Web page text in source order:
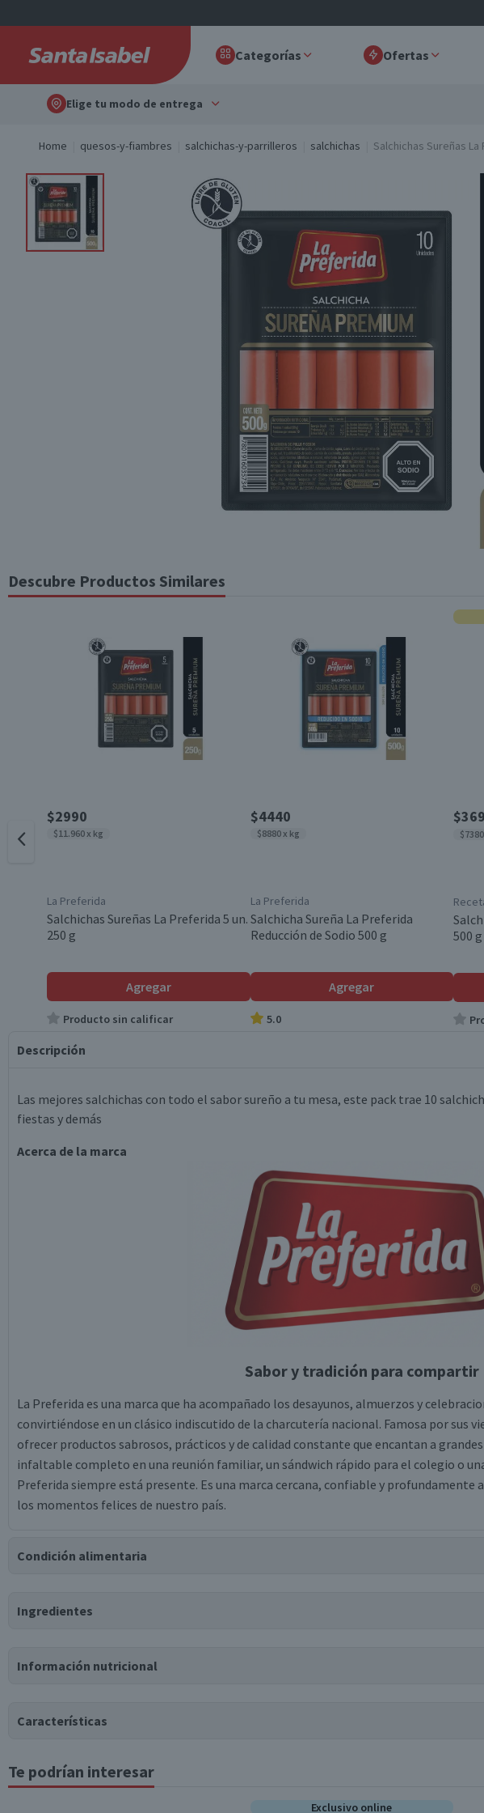
Categorías Ofertas
Elige tu modo de entrega
Home quesos-y-fiambres salchichas-y-parrilleros salchichas Salchichas Sureñas
Descubre Productos Similares
$2990
$11.960 x kg
La Preferida
Salchichas Sureñas La Preferida 5 un.
250 g
Agregar
Producto sin calificar
$4440
$8880 x kg
La Preferida
Salchicha Sureña La Preferida
Reducción de Sodio 500 g
Agregar
5.0
500
Descripción
Las mejores salchichas con todo el sabor sureño a tu mesa, este pack trae 10
fiestas y demás
Acerca de la marca
Sabor y tradición para compartir
La Preferida es una marca que ha acompañado los desayunos, almuerzos y
convirtiéndose en un clásico indiscutido de la charcutería nacional. Famosa por sus
ofrecer productos sabrosos, prácticos y de calidad constante que encantan a grandes
infaltable completo en una reunión familiar, un sándwich rápido para el colegio o
Preferida siempre está presente. Es una marca cercana, confiable y profundamente
los momentos felices de nuestro país.
Condición alimentaria
Ingredientes
Información nutricional
Tabla nutricional
Por cada 100g/ml
Características
Tipo de Producto
Te podrían interesar
Exclusivo online